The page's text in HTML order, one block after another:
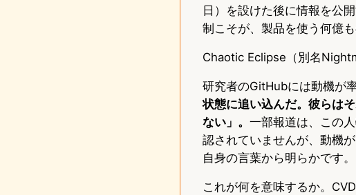
日）を設けた後に情報を公
制こそが、製品を使う何億
Chaotic Eclipse（別名
研究者のGitHubには動機が
状態に追い込んだ。彼らは
ない」。 一部報道は、この
認されていませんが、動機
自身の言葉から明らかです。
これが何を意味するか。